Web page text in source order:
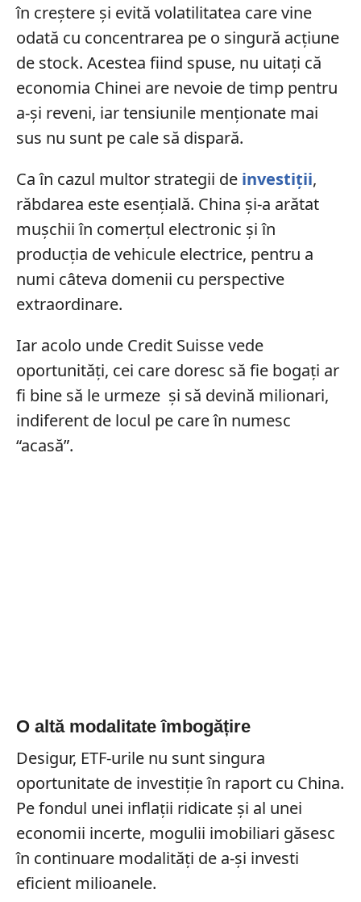
în creștere și evită volatilitatea care vine
odată cu concentrarea pe o singură acțiune
de stock. Acestea fiind spuse, nu uitați că
economia Chinei are nevoie de timp pentru
a-și reveni, iar tensiunile menționate mai
sus nu sunt pe cale să dispară.
Ca în cazul multor strategii de investiții,
răbdarea este esențială. China și-a arătat
mușchii în comerțul electronic și în
producția de vehicule electrice, pentru a
numi câteva domenii cu perspective
extraordinare.
Iar acolo unde Credit Suisse vede
oportunități, cei care doresc să fie bogați ar
fi bine să le urmeze și să devină milionari,
indiferent de locul pe care în numesc
“acasă”.
O altă modalitate îmbogățire
Desigur, ETF-urile nu sunt singura
oportunitate de investiție în raport cu China.
Pe fondul unei inflații ridicate și al unei
economii incerte, mogulii imobiliari găsesc
în continuare modalități de a-și investi
eficient milioanele.